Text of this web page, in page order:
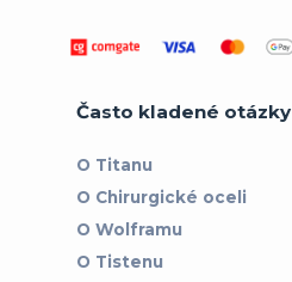
Často kladené otázky
O Titanu
O Chirurgické oceli
O Wolframu
O Tistenu